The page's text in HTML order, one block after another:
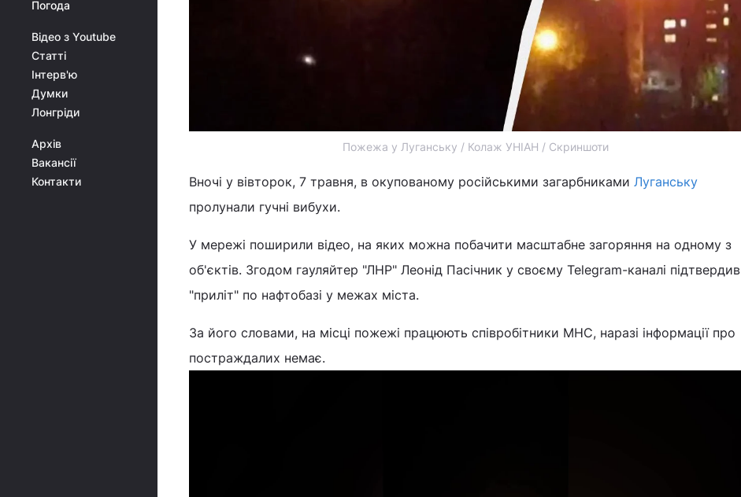
Погода
Відео з Youtube
Статті
Інтерв'ю
Думки
Лонгріди
Архів
Вакансії
Контакти
Пожежа у Луганську / Колаж УНІАН / Скриншоти
Вночі у вівторок, 7 травня, в окупованому російськими загарбниками Луганську
пролунали гучні вибухи.
У мережі поширили відео, на яких можна побачити масштабне загоряння на одному з
об'єктів. Згодом гауляйтер "ЛНР" Леонід Пасічник у своєму Telegram-каналі підтвердив
"приліт" по нафтобазі у межах міста.
За його словами, на місці пожежі працюють співробітники МНС, наразі інформації про
постраждалих немає.